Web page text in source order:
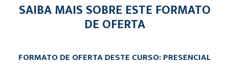
SAIBA MAIS SOBRE ESTE FORMATO
DE OFERTA
FORMATO DE OFERTA DESTE CURSO: PRESENCIAL